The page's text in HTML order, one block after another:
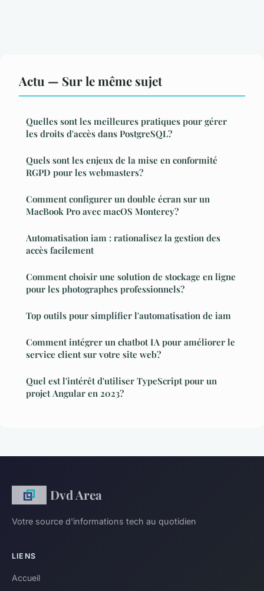
Actu — Sur le même sujet
Quelles sont les meilleures pratiques pour gérer
les droits d'accès dans PostgreSQL?
Quels sont les enjeux de la mise en conformité
RGPD pour les webmasters?
Comment configurer un double écran sur un
MacBook Pro avec macOS Monterey?
Automatisation iam : rationalisez la gestion des
accès facilement
Comment choisir une solution de stockage en ligne
pour les photographes professionnels?
Top outils pour simplifier l'automatisation de iam
Comment intégrer un chatbot IA pour améliorer le
service client sur votre site web?
Quel est l'intérêt d'utiliser TypeScript pour un
projet Angular en 2023?
Dvd Area
Votre source d'informations tech au quotidien
LIENS
Accueil